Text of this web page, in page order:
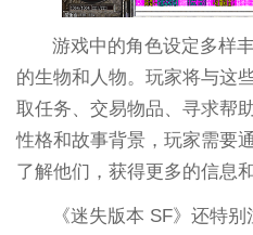
游戏中的角色设定多样
的生物和人物。玩家将与这
取任务、交易物品、寻求帮
性格和故事背景，玩家需要
了解他们，获得更多的信息和
《迷失版本 SF》还特